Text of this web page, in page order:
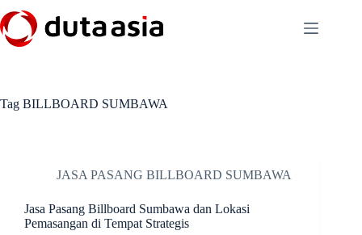
to
content
Tag BILLBOARD SUMBAWA
JASA PASANG BILLBOARD SUMBAWA
Jasa Pasang Billboard Sumbawa dan Lokasi
Pemasangan di Tempat Strategis